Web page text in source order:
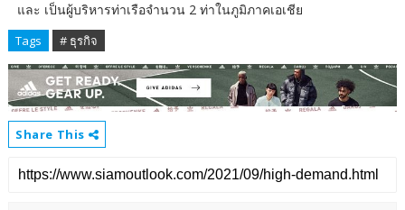
และ เป็นผู้บริหารท่าเรือจำนวน 2 ท่าในภูมิภาคเอเชีย
Tags # ธุรกิจ
Share This